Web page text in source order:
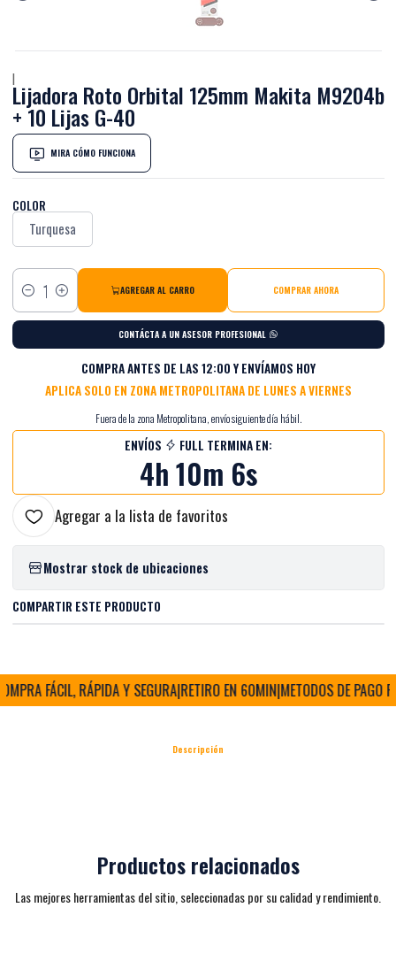
|
Lijadora Roto Orbital 125mm Makita M9204b
+ 10 Lijas G-40
MIRA CÓMO FUNCIONA
COLOR
Turquesa
Cantidad
AGREGAR AL CARRO COMPRAR AHORA
CONTÁCTA A UN ASESOR PROFESIONAL
COMPRA ANTES DE LAS 12:00 Y ENVÍAMOS HOY
APLICA SOLO EN ZONA METROPOLITANA DE LUNES A VIERNES
Fuera de la zona Metropolitana, envío siguiente día hábil.
ENVÍOS FULL TERMINA EN:
4h 10m 6s
Agregar a la lista de favoritos
Mostrar stock de ubicaciones
COMPARTIR ESTE PRODUCTO
FÁCIL, RÁPIDA Y SEGURA|RETIRO EN 60MIN|METODOS DE PAGO
Descripción
Productos relacionados
Las mejores herramientas del sitio, seleccionadas por su calidad y rendimiento.